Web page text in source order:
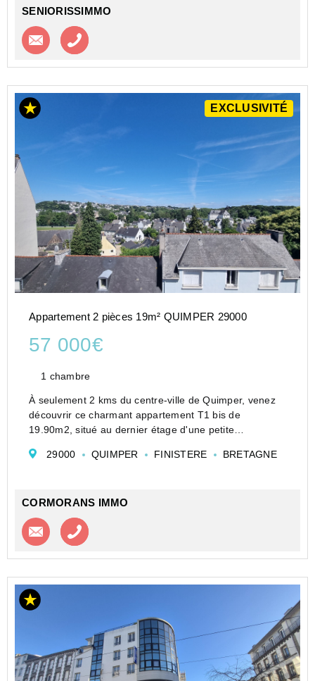
SENIORISSIMMO
Contacter l'agence
EXCLUSIVITÉ
Appartement 2 pièces 19m² QUIMPER 29000
57 000€
1 chambre
À seulement 2 kms du centre-ville de Quimper, venez
découvrir ce charmant appartement T1 bis de
19.90m2, situé au dernier étage d'une petite
L'appartement, entièrement mansardé, se compose
29000 QUIMPER FINISTERE BRETAGNE
CORMORANS IMMO
Contacter l'agence